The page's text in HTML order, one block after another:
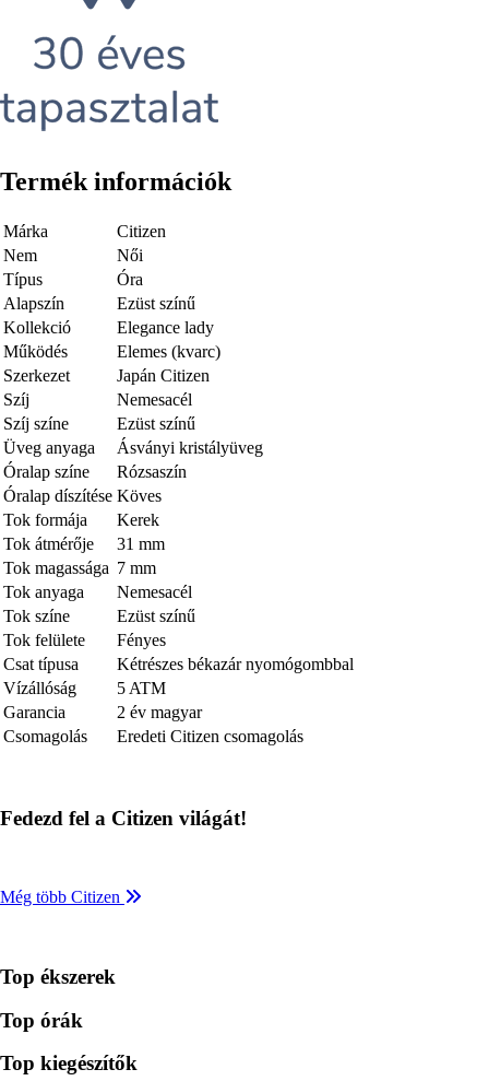
Termék információk
Márka
Citizen
Nem
Női
Típus
Óra
Alapszín
Ezüst színű
Kollekció
Elegance lady
Működés
Elemes (kvarc)
Szerkezet
Japán Citizen
Szíj
Nemesacél
Szíj színe
Ezüst színű
Üveg anyaga
Ásványi kristályüveg
Óralap színe
Rózsaszín
Óralap díszítése Köves
Tok formája
Kerek
Tok átmérője
31 mm
Tok magassága 7 mm
Tok anyaga
Nemesacél
Tok színe
Ezüst színű
Tok felülete
Fényes
Csat típusa
Kétrészes békazár nyomógombbal
Vízállóság
5 ATM
Garancia
2 év magyar
Csomagolás
Eredeti Citizen csomagolás
Fedezd fel a Citizen világát!
Még több Citizen
Top ékszerek
Top órák
Top kiegészítők